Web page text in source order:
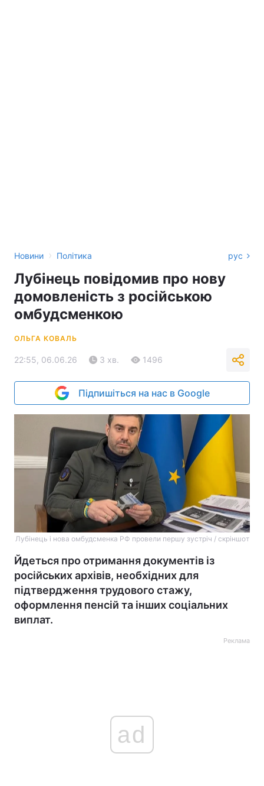
Новини › Політика рус
Лубінець повідомив про нову
домовленість з російською
омбудсменкою
ОЛЬГА КОВАЛЬ
22:55, 06.06.26 3 хв. 1496
Підпишіться на нас в Google
Лубінець і нова омбудсменка РФ провели першу зустріч / скріншот
Йдеться про отримання документів із
російських архівів, необхідних для
підтвердження трудового стажу,
оформлення пенсій та інших соціальних
виплат.
Реклама
ad